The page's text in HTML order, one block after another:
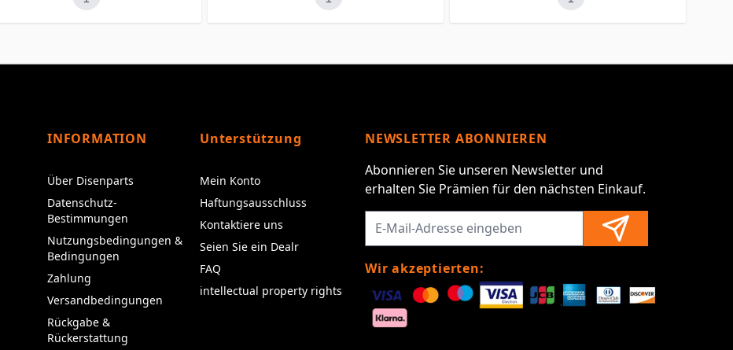
INFORMATION
Über Disenparts
Datenschutz-
Bestimmungen
Nutzungsbedingungen &
Bedingungen
Zahlung
Versandbedingungen
Rückgabe &
Rückerstattung
Unterstützung
Mein Konto
Haftungsausschluss
Kontaktiere uns
Seien Sie ein Dealr
FAQ
intellectual property rights
NEWSLETTER ABONNIEREN
Abonnieren Sie unseren Newsletter und
erhalten Sie Prämien für den nächsten Einkauf.
Wir akzeptierten: